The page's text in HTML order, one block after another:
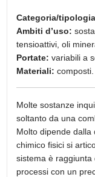
Categoria/
Ambiti d’uso:
tensioattivi, oli
Portate: variabili a
Materiali: composti.
Molte sostanze
soltanto da una
Molto dipende dalla
chimico fisici si
sistema è
processi con un